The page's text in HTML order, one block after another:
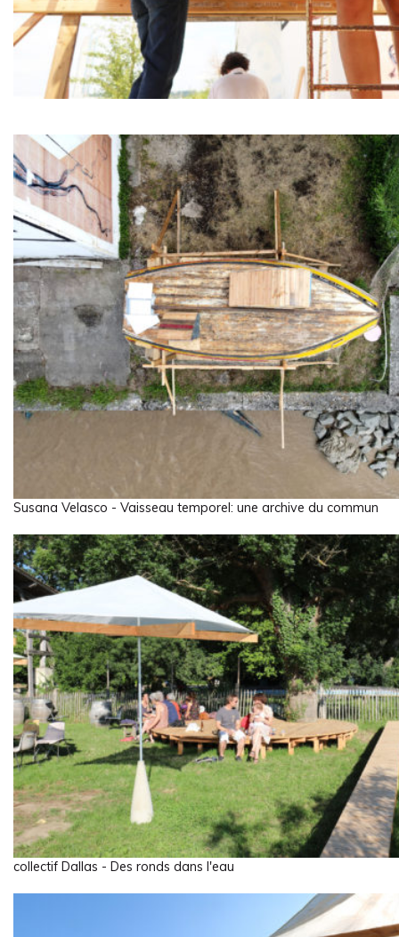
Susana Velasco - Vaisseau temporel: une archive du commun
collectif Dallas - Des ronds dans l'eau